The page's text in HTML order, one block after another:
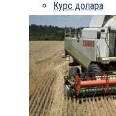
Курс долара